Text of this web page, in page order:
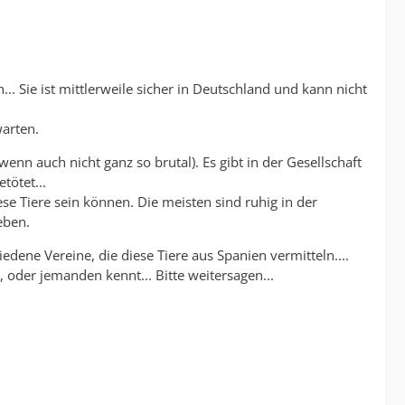
Sie ist mittlerweile sicher in Deutschland und kann nicht
auch nicht ganz so brutal). Es gibt in der Gesellschaft
Tiere sein können. Die meisten sind ruhig in der
Vereine, die diese Tiere aus Spanien vermitteln....
jemanden kennt... Bitte weitersagen...